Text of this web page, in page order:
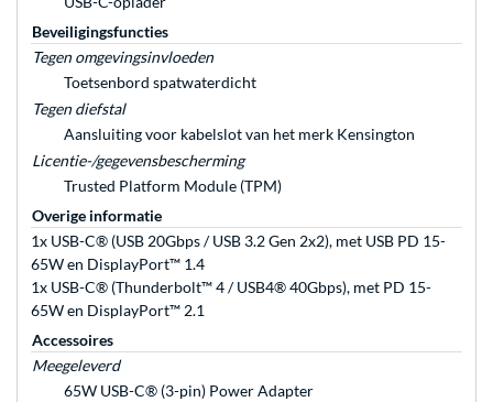
Beveiligingsfuncties
Tegen omgevingsinvloeden
Toetsenbord spatwaterdicht
Tegen diefstal
Aansluiting voor kabelslot van het merk Kensington
Licentie-/gegevensbescherming
Trusted Platform Module (TPM)
Overige informatie
1x USB-C® (USB 20Gbps / USB 3.2 Gen 2x2), met USB PD 15-
65W en DisplayPort™ 1.4
1x USB-C® (Thunderbolt™ 4 / USB4® 40Gbps), met PD 15-
65W en DisplayPort™ 2.1
Accessoires
Meegeleverd
65W USB-C® (3-pin) Power Adapter